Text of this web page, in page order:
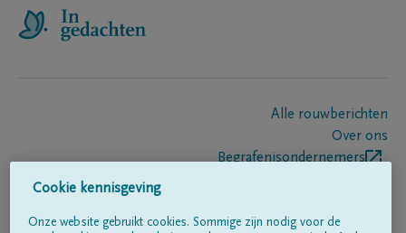
Alle rouwberichten
Over ons
Begrafenisondernemers
Cookie kennisgeving
Onze website gebruikt cookies. Sommige zijn nodig voor de